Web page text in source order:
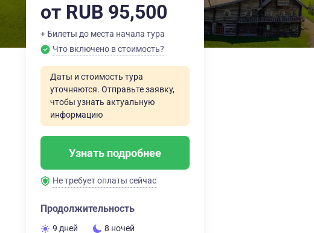
от RUB 95,500
+ Билеты до места начала тура
Что включено в стоимость?
Даты и стоимость тура
уточняются. Отправьте заявку,
чтобы узнать актуальную
информацию
Узнать подробнее
Не требует оплаты сейчас
Продолжительность
9 дней 8 ночей